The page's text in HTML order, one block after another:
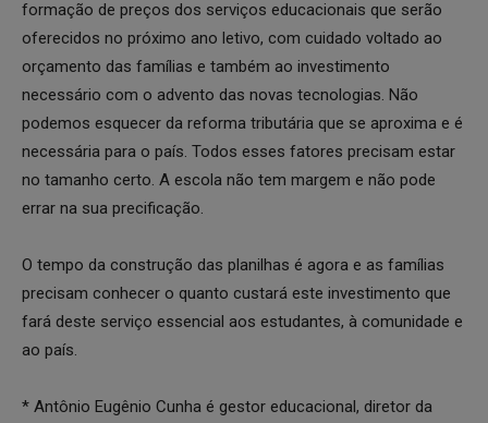
formação de preços dos serviços educacionais que serão
oferecidos no próximo ano letivo, com cuidado voltado ao
orçamento das famílias e também ao investimento
necessário com o advento das novas tecnologias. Não
podemos esquecer da reforma tributária que se aproxima e é
necessária para o país. Todos esses fatores precisam estar
no tamanho certo. A escola não tem margem e não pode
errar na sua precificação.
O tempo da construção das planilhas é agora e as famílias
precisam conhecer o quanto custará este investimento que
fará deste serviço essencial aos estudantes, à comunidade e
ao país.
* Antônio Eugênio Cunha é gestor educacional, diretor da